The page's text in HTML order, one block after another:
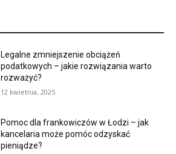
Legalne zmniejszenie obciążeń
podatkowych – jakie rozwiązania warto
rozważyć?
12 kwietnia, 2025
Pomoc dla frankowiczów w Łodzi – jak
kancelaria może pomóc odzyskać
pieniądze?